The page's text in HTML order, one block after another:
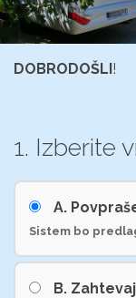
DOBRODOŠLI!
1. Izberite
A.
Sistem bo
B.